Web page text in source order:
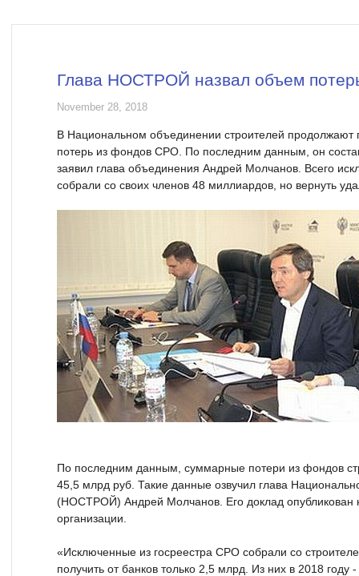
Глава НОСТРОЙ назвал объем
November 28, 2018
В Национальном объединении строителей
потерь из фондов СРО. По последним данным, он
заявил глава объединения Андрей Молчанов. Всего
собрали со своих членов 48 миллиардов, но вернуть
По последним данным, суммарные потери из фондов
45,5 млрд руб. Такие данные озвучил глава
(НОСТРОЙ) Андрей Молчанов. Его доклад опубликован
организации.
«Исключенные из госреестра СРО собрали со
получить от банков только 2,5 млрд. Из них в 2018